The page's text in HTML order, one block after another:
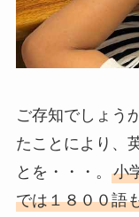
ご存知でしょう
たことにより、
とを・・・。 小
では１８００語